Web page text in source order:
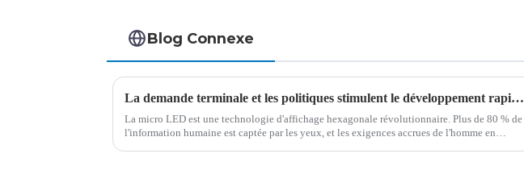
Blog Connexe
La demande terminale et les politiques stimulent le développement rapide de l'industrie des micro LED
La micro LED est une technologie d'affichage hexagonale révolutionnaire. Plus de 80 % de
l'information humaine est captée par les yeux, et les exigences accrues de l'homme en